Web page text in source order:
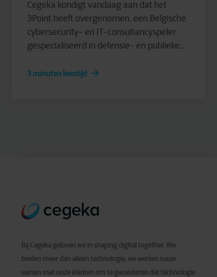
Cegeka kondigt vandaag aan dat het
3Point heeft overgenomen, een Belgische
cybersecurity- en IT-consultancyspeler
gespecialiseerd in defensie- en publieke...
3 minuten leestijd
Bij Cegeka geloven we in shaping digital together. We
bieden meer dan alleen technologie; we werken nauw
samen met onze klanten om te garanderen dat technologie